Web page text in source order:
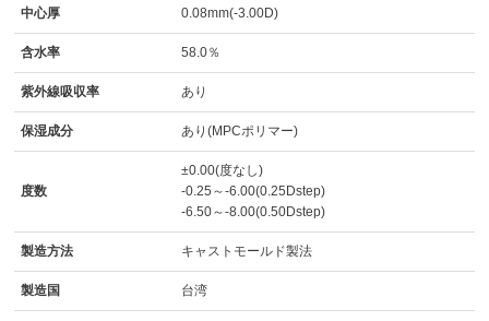
中心厚 0.08mm(-3.00D)
含水率 58.0％
紫外線吸収率 あり
保湿成分 あり(MPCポリマー)
度数
±0.00(度なし)
-0.25～-6.00(0.25Dstep)
-6.50～-8.00(0.50Dstep)
製造方法 キャストモールド製法
製造国 台湾